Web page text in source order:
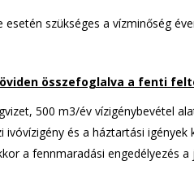
esetén szükséges a vízminőség
összefoglalva a fenti
500 m3/év vízigénybevétel
és a háztartási
a fennmaradási engedélyezés